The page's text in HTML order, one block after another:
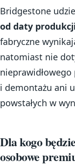
Bridgestone
od daty
fabryczne
natomiast nie
i demontażu ani
powstałych w
Dla kogo
osobowe